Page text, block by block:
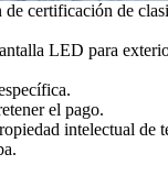
certificación de
LED para
el pago.
intelectual de